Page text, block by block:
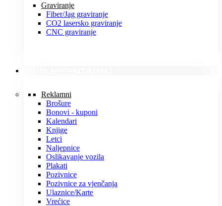
Graviranje
Fiber/Jag graviranje
CO2 lasersko graviranje
CNC graviranje
Reklamni
Brošure
Bonovi - kuponi
Kalendari
Knjige
Letci
Naljepnice
Oslikavanje vozila
Plakati
Pozivnice
Pozivnice za vjenčanja
Ulaznice/Karte
Vrećice